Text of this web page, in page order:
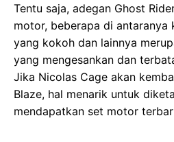
Tentu saja, adegan Ghost
motor, beberapa di antaranya
yang kokoh dan lainnya
yang mengesankan dan
Jika Nicolas Cage akan
Blaze, hal menarik untuk
mendapatkan set motor